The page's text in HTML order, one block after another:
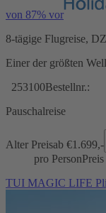
von 87% vor
8-tägige Flugreise,
Einer der größten
253100Bestellnr.:
Pauschalreise
Alter Preisab €1.699,-
pro Person
TUI MAGIC LIFE